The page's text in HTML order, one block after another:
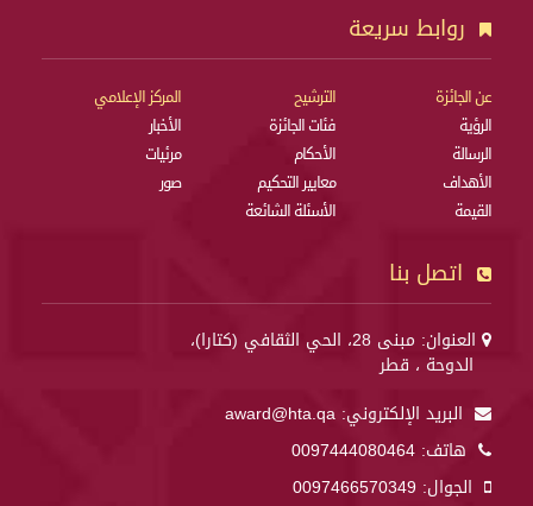
روابط سريعة
عن الجائزة
الرؤية
الرسالة
الأهداف
القيمة
الترشيح
فئات الجائزة
الأحكام
معايير التحكيم
الأسئلة الشائعة
المركز الإعلامي
الأخبار
مرئيات
صور
اتصل بنا
العنوان: مبنى 28، الحي الثقافي (كتارا)،
الدوحة ، قطر
البريد الإلكتروني: award@hta.qa
هاتف: 0097444080464
الجوال: 0097466570349